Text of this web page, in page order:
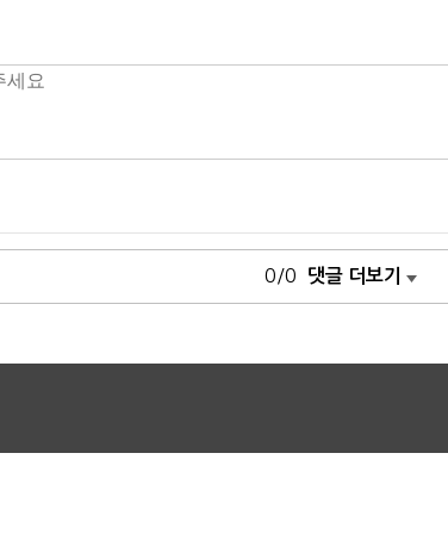
0/0 댓글 더보기